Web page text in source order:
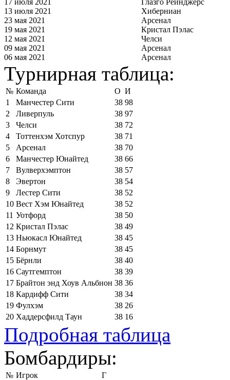
13 июля 2021
Хиберниан
23 мая 2021
Арсенал
19 мая 2021
Кристал Пэлас
12 мая 2021
Челси
09 мая 2021
Арсенал
06 мая 2021
Арсенал
Турнирная таблица:
№ Команда О И
1
Манчестер Сити 38 98
2
Ливерпуль 38 97
3
Челси 38 72
4
Тоттенхэм Хотспур 38 71
5
Арсенал 38 70
6
Манчестер Юнайтед 38 66
7
Вулверхэмптон 38 57
8
Эвертон 38 54
9
Лестер Сити 38 52
10 Вест Хэм Юнайтед 38 52
11 Уотфорд 38 50
12 Кристал Пэлас 38 49
13 Ньюкасл Юнайтед 38 45
14 Борнмут 38 45
15 Бёрнли 38 40
16 Саутгемптон 38 39
17 Брайтон энд Хоув Альбион 38 36
18 Кардифф Сити 38 34
19 Фулхэм 38 26
20 Хаддерсфилд Таун 38 16
Подробная таблица
Бомбардиры:
№ Игрок
Г